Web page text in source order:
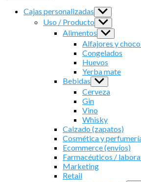
Cajas personalizadas Show
sub
menu
Uso / Producto Show
sub
menu
Alimentos Show
sub
menu
Alfajores y
Congelados
Huevos
Yerba mate
Bebidas Show
sub
menu
Cerveza
Gin
Vino
Whisky
Calzado (zapatos)
Cosmética y
Ecommerce (envíos)
Farmacéuticos /
Marketing
Retail